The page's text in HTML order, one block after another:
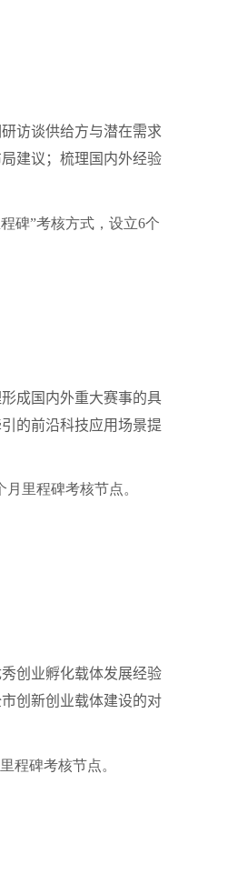
访谈供给方与潜在需求
建议；梳理国内外经验
碑”考核方式，设立6个
成国内外重大赛事的具
的前沿科技应用场景提
月里程碑考核节点。
创业孵化载体发展经验
创新创业载体建设的对
程碑考核节点。